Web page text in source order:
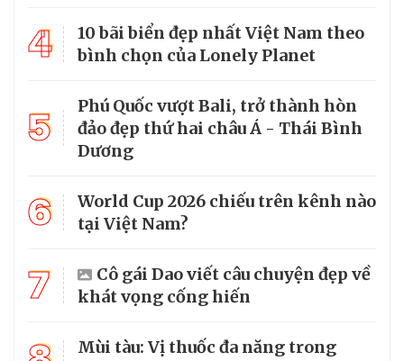
4
10 bãi biển đẹp nhất Việt Nam theo
bình chọn của Lonely Planet
5
Phú Quốc vượt Bali, trở thành hòn
đảo đẹp thứ hai châu Á - Thái Bình
Dương
6
World Cup 2026 chiếu trên kênh nào
tại Việt Nam?
7
Cô gái Dao viết câu chuyện đẹp về
khát vọng cống hiến
Mùi tàu: Vị thuốc đa năng trong